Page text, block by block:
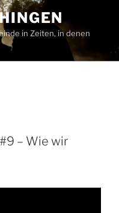
in Zeiten, in denen
– Wie wir